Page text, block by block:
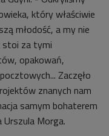
który właściwie
młodość, a my nie
stoi za tymi
opakowań,
Zaczęło
znanych nam
samym bohaterem
Urszula Morga.